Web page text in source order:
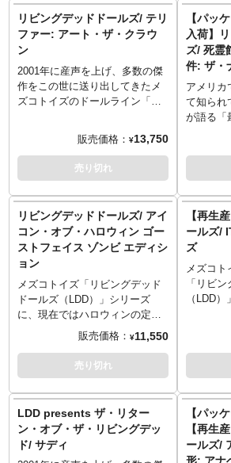
ドプレイ』、今回の意外な再生
産はホラーファンにもドールフ
ァンも見逃せないものとなりま
した。
しがかわ
これま
踏襲。着
ースも！
棺桶型ミ
ション小
す。その
切り包丁
墓石な
っかりザ
「復讐」をテーマにしたダーク
な世界観そのままに、劇中のエ
リックをLDDフォーマットでフ
ィギュア化しました。うっすら
笑みを浮かべた表情、その顔に
施した特殊メイク、レザー風の
約者シェリーの指輪など、おさ
えるべきポイントはしっかり再
ズ化さ
ちです
リーズの
ドドール
画『死霊
件』に登
ク」が再
女姿は
を演出
く、現在
あった
ウィンド
のまま
最適で
※パッケ
すため、
やダメ
ます。
リビングデッドドールズ/ テリ
ファー: アート・ザ・クラウ
ン
2001年に産声を上げ、多数の傑
作をこの世に送り出してきたメ
ズコトイズのドールライン「リ
ファンから絶賛されたホラー映
画『テリファー』からアート・
ザ・クラウンが新たにラインナ
チュームに身を包み、邪悪な笑
みを浮かべながら対象を見つめ
るキラーを全高約27センチのド
ール化しました。全5箇所が可動
し、右手に肉切り包丁を持たせ
ることで狂気な場面も演出でき
ます。可愛いスタイルで造形さ
れながらも、身がすくむような
魅力はLDDになっても健在で
す。
※パッケージは輸送用の保護材
メージがある場合もございま
す。そのためパッケージの交換
対応は承ることが出来かねます
のでご了承ください。
販売価格： ¥13,750
売り切れ
【パッ
入荷】
ズ/ 死霊
件: ザ
アメリカ
て知られ
が語る「
件」を
ーズな
ワン監
画『死霊
ズ化さ
ちです
リーズ
ドドール
画『死霊
件』に
ク」が
を演出
く、現在
あった
ウィンド
のまま
最適です
※パッケ
リビングデッドドールズ/ アイ
コン・オブ・ハロウィン ゴー
ストフェイス ゾンビ エディシ
ョン
メズコトイズ「リビングデッド
ドールズ（LDD）」シリーズ
に、現在ではハロウィンの定番
コスプレとして知られる殺人鬼
ゴーストフェイスふたたび！ウ
ェス・クレイヴンによる映画
『スクリーム』シリーズや、非
Daylight』へのコラボ参戦でも知
られる、恐怖の象徴であるゴー
ストフェイス。エドヴァルド・
販売価格： ¥11,550
売り切れ
【再生
ールズ/
ズ
メズコ
「リビ
（LDD
された
ニーワ
ました。
じく全
ーワイズ
っ白な
劇中の
マットに
LDD presents ザ・リター
ン・オブ・ザ・リビングデッ
ド/ サディ
【パッ
【再生
ールズ/